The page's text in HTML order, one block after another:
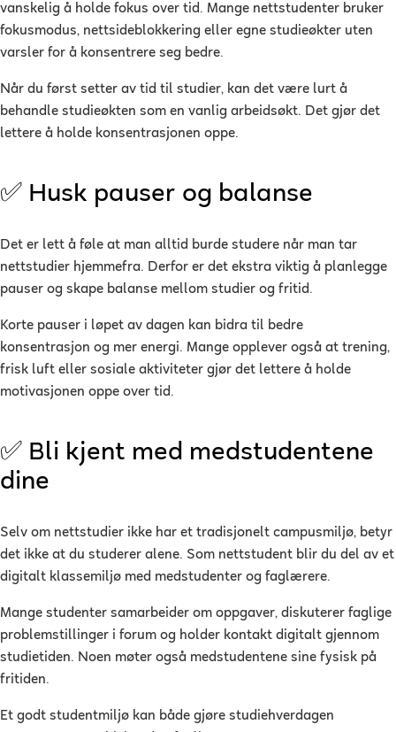
vanskelig å holde fokus over tid. Mange nettstudenter bruker
fokusmodus, nettsideblokkering eller egne studieøkter uten
varsler for å konsentrere seg bedre.
Når du først setter av tid til studier, kan det være lurt å
behandle studieøkten som en vanlig arbeidsøkt. Det gjør det
lettere å holde konsentrasjonen oppe.
✅ Husk pauser og balanse
Det er lett å føle at man alltid burde studere når man tar
nettstudier hjemmefra. Derfor er det ekstra viktig å planlegge
pauser og skape balanse mellom studier og fritid.
Korte pauser i løpet av dagen kan bidra til bedre
konsentrasjon og mer energi. Mange opplever også at trening,
frisk luft eller sosiale aktiviteter gjør det lettere å holde
motivasjonen oppe over tid.
✅ Bli kjent med medstudentene
dine
Selv om nettstudier ikke har et tradisjonelt campusmiljø, betyr
det ikke at du studerer alene. Som nettstudent blir du del av et
digitalt klassemiljø med medstudenter og faglærere.
Mange studenter samarbeider om oppgaver, diskuterer faglige
problemstillinger i forum og holder kontakt digitalt gjennom
studietiden. Noen møter også medstudentene sine fysisk på
fritiden.
Et godt studentmiljø kan både gjøre studiehverdagen